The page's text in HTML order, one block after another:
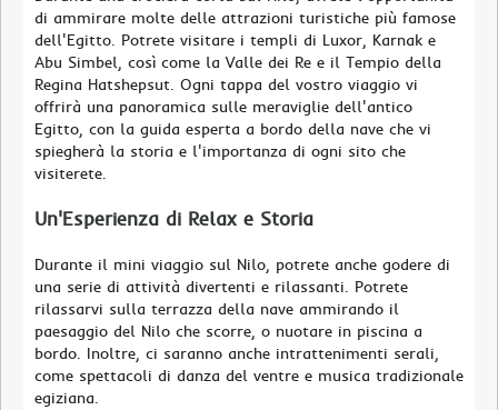
di ammirare molte delle attrazioni turistiche più famose
dell'Egitto. Potrete visitare i templi di Luxor, Karnak e
Abu Simbel, così come la Valle dei Re e il Tempio della
Regina Hatshepsut. Ogni tappa del vostro viaggio vi
offrirà una panoramica sulle meraviglie dell'antico
Egitto, con la guida esperta a bordo della nave che vi
spiegherà la storia e l'importanza di ogni sito che
visiterete.
Un'Esperienza di Relax e Storia
Durante il mini viaggio sul Nilo, potrete anche godere di
una serie di attività divertenti e rilassanti. Potrete
rilassarvi sulla terrazza della nave ammirando il
paesaggio del Nilo che scorre, o nuotare in piscina a
bordo. Inoltre, ci saranno anche intrattenimenti serali,
come spettacoli di danza del ventre e musica tradizionale
egiziana.